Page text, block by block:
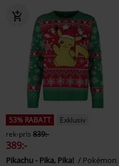
53% RABATT
Exklusiv
rek-pris 839:-
389:-
Pikachu - Pika, Pika!
Pokémon